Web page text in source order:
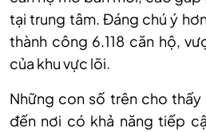
tại trung tâm. Đáng chú ý
thành công 6.118 căn hộ,
của khu vực lõi.
Những con số trên cho
đến nơi có khả năng tiếp